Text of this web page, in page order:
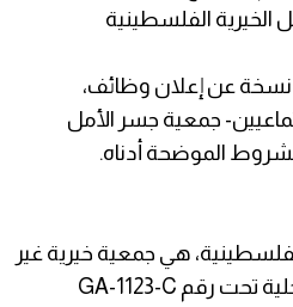
الخيرية الفلسطينية
نسخة عن إعلان وظائف،
جمعية جسر الأمل
الموضحة أدناه.
هي جمعية خيرية غير
ربحية مرخصة من وزارة الداخلية تحت رقم GA-1123-C